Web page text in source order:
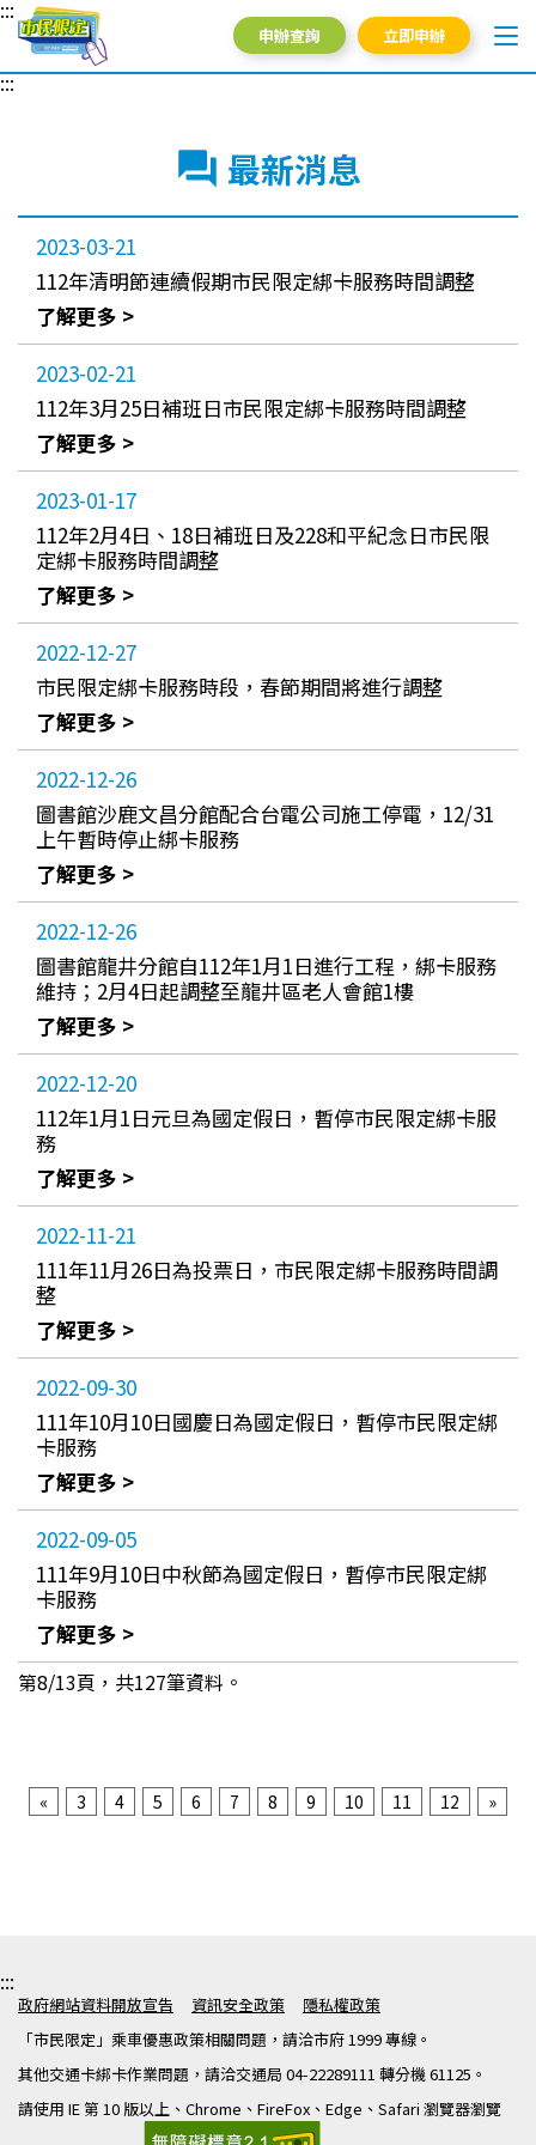
:::
申辦查詢 立即申辦
:::
最新消息
2023-03-21
112年清明節連續假期市民限定綁卡服務時間調整
了解更多 >
2023-02-21
112年3月25日補班日市民限定綁卡服務時間調整
了解更多 >
2023-01-17
112年2月4日、18日補班日及228和平紀念日市民限
定綁卡服務時間調整
了解更多 >
2022-12-27
市民限定綁卡服務時段，春節期間將進行調整
了解更多 >
2022-12-26
圖書館沙鹿文昌分館配合台電公司施工停電，12/31
上午暫時停止綁卡服務
了解更多 >
2022-12-26
圖書館龍井分館自112年1月1日進行工程，綁卡服務
維持；2月4日起調整至龍井區老人會館1樓
了解更多 >
2022-12-20
112年1月1日元旦為國定假日，暫停市民限定綁卡服
務
了解更多 >
2022-11-21
111年11月26日為投票日，市民限定綁卡服務時間調
整
了解更多 >
2022-09-30
111年10月10日國慶日為國定假日，暫停市民限定綁
卡服務
了解更多 >
2022-09-05
111年9月10日中秋節為國定假日，暫停市民限定綁
卡服務
了解更多 >
第8/13頁，共127筆資料。
« 3 4 5 6 7 8 9 10 11 12 »
:::
政府網站資料開放宣告 資訊安全政策
隱私權政策
「市民限定」乘車優惠政策相關問題，請洽市府 1999 專線。
其他交通卡綁卡作業問題，請洽交通局 04-22289111 轉分機 61125。
請使用 IE 第 10 版以上、Chrome、FireFox、Edge、Safari 瀏覽器瀏覽